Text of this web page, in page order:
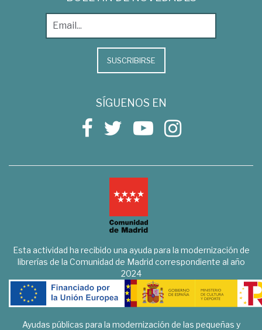
SUSCRIBIRSE
SÍGUENOS EN
Esta actividad ha recibido una ayuda para la modernización de
librerías de la Comunidad de Madrid correspondiente al año
2024
Ayudas públicas para la modernización de las pequeñas y